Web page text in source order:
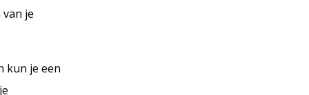
je
kun je een